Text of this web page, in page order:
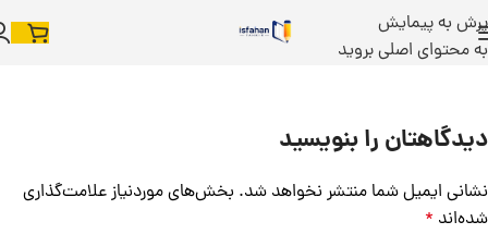
پرش به پیمایش
به محتوای اصلی بروید
دیدگاهتان را بنویسید
نشانی ایمیل شما منتشر نخواهد شد. بخش‌های موردنیاز علامت‌گذاری
شده‌اند *